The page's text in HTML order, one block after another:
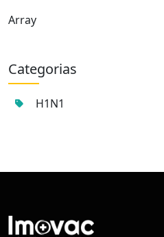
Array
Categorias
H1N1